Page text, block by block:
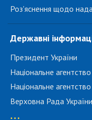
Роз'яснення щодо
Державні
Президент України
Національне агентство
Національне
Верховна Рада України
...